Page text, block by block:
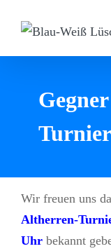
Inhalt
Wir freuen uns
Altherren-
Uhr bekannt